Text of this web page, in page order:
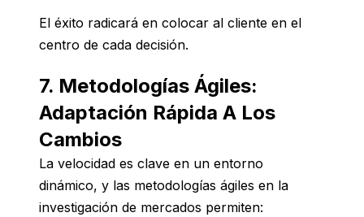
El éxito radicará en colocar al cliente en el
centro de cada decisión.
7. Metodologías Ágiles:
Adaptación Rápida A Los
Cambios
La velocidad es clave en un entorno
dinámico, y las metodologías ágiles en la
investigación de mercados permiten: